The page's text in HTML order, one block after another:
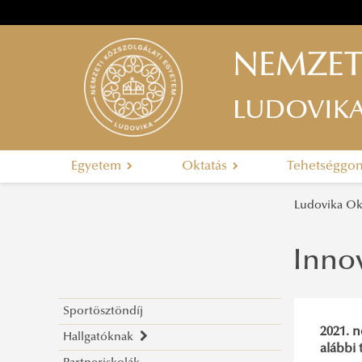
Egyetem Oktatás
Ludovika
Sportösztöndíj
Hallgatóknak 2021.
alábbi